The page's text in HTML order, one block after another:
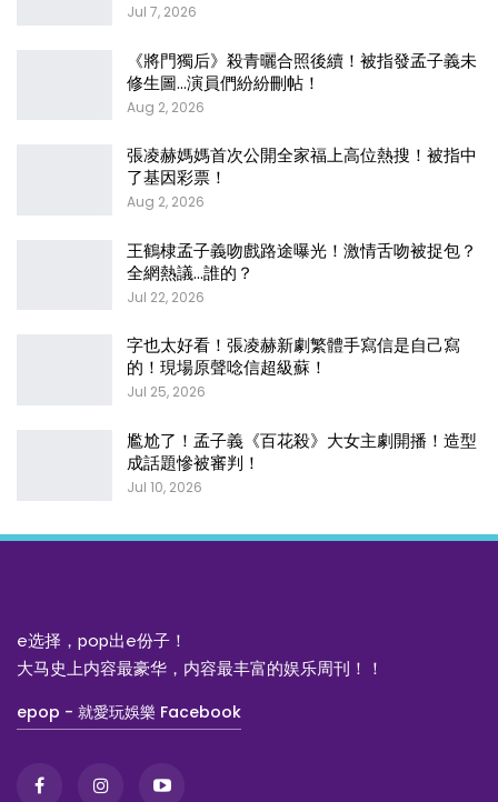
Jul 7, 2026
《將門獨后》殺青曬合照後續！被指發孟子義未
修生圖…演員們紛紛刪帖！
Aug 2, 2026
張凌赫媽媽首次公開全家福上高位熱搜！被指中
了基因彩票！
Aug 2, 2026
王鶴棣孟子義吻戲路途曝光！激情舌吻被捉包？
全網熱議…誰的？
Jul 22, 2026
字也太好看！張凌赫新劇繁體手寫信是自己寫
的！現場原聲唸信超級蘇！
Jul 25, 2026
尷尬了！孟子義《百花殺》大女主劇開播！造型
成話題慘被審判！
Jul 10, 2026
e选择，pop出e份子！
大马史上内容最豪华，内容最丰富的娱乐周刊！！
epop - 就愛玩娛樂 Facebook